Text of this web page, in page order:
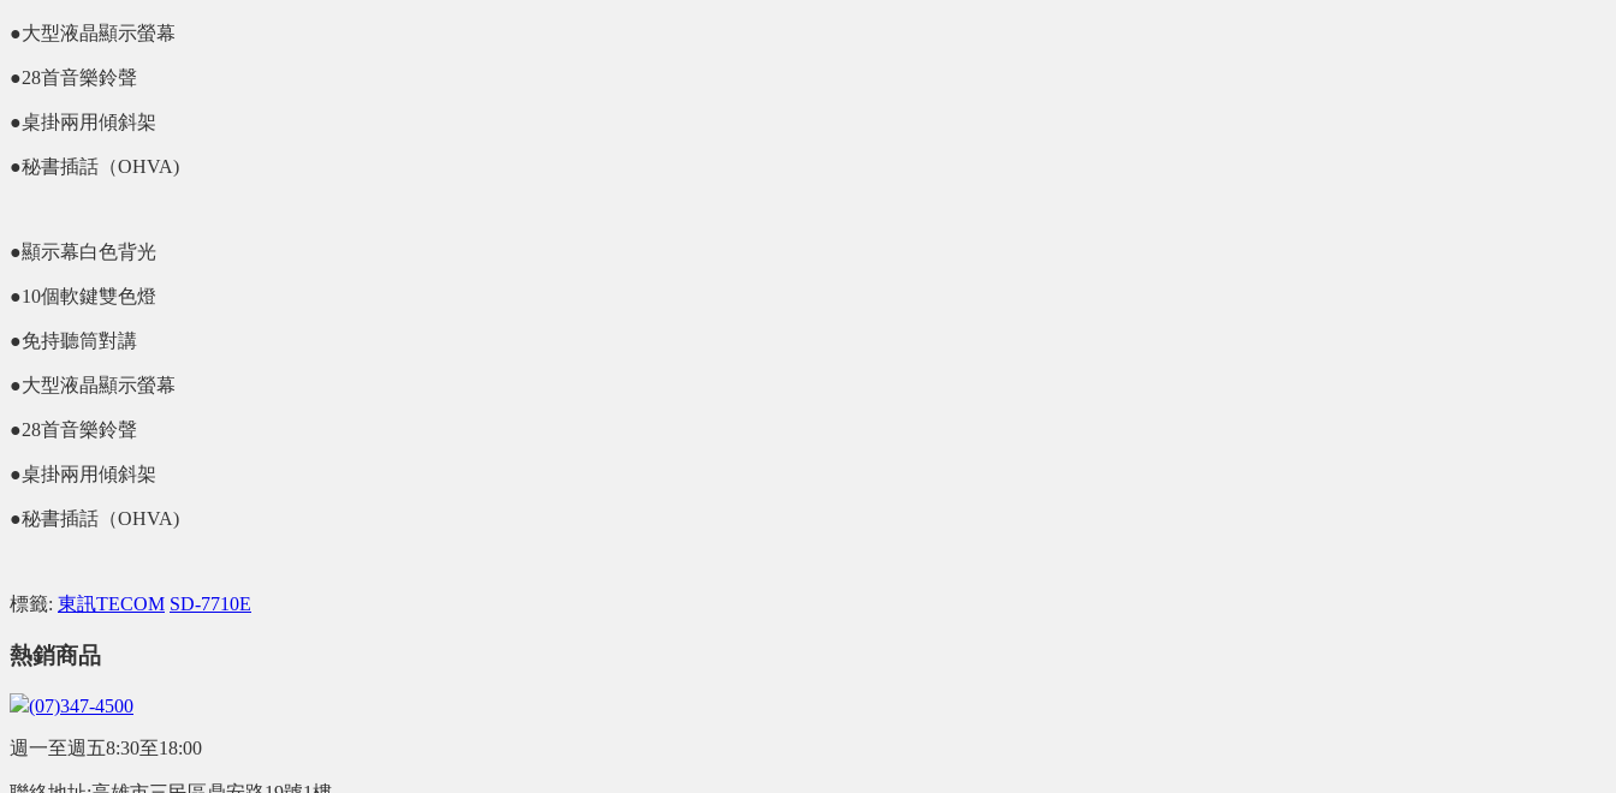
●大型液晶顯示螢幕
●28首音樂鈴聲
●桌掛兩用傾斜架
●秘書插話（OHVA)
●顯示幕白色背光
●10個軟鍵雙色燈
●免持聽筒對講
●大型液晶顯示螢幕
●28首音樂鈴聲
●桌掛兩用傾斜架
●秘書插話（OHVA)
標籤: 東訊TECOM SD-7710E
熱銷商品
(07)347-4500
週一至週五8:30至18:00